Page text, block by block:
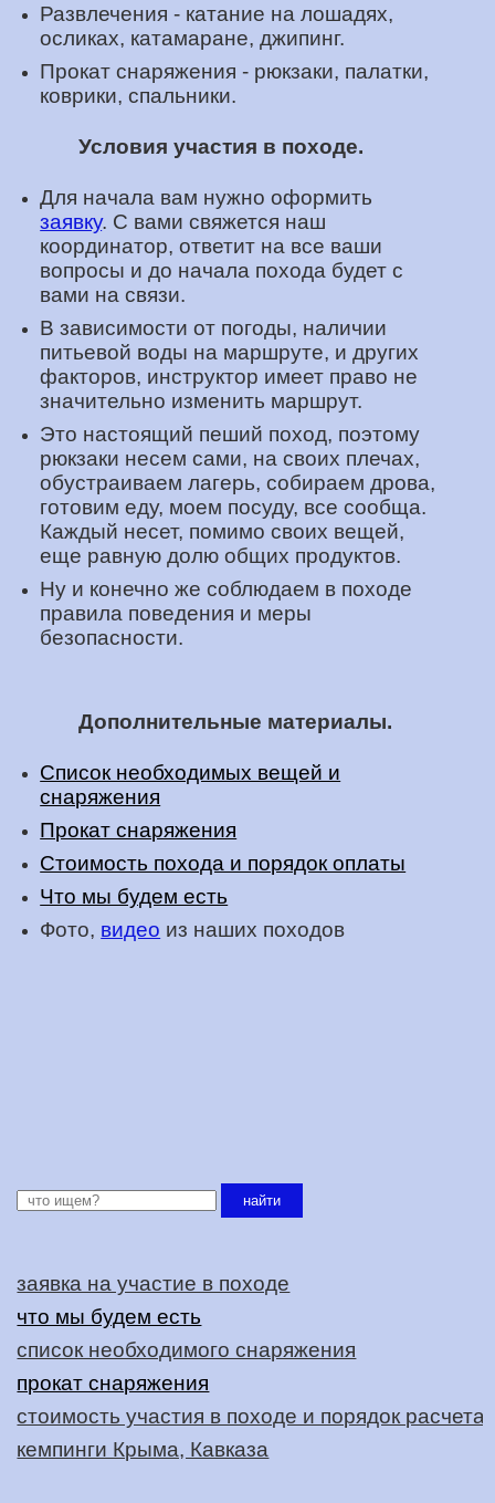
Развлечения - катание на лошадях,
осликах, катамаране, джипинг.
Прокат снаряжения - рюкзаки, палатки,
коврики, спальники.
Условия участия в походе.
Для начала вам нужно оформить
заявку. С вами свяжется наш
координатор, ответит на все ваши
вопросы и до начала похода будет с
вами на связи.
В зависимости от погоды, наличии
питьевой воды на маршруте, и других
факторов, инструктор имеет право не
значительно изменить маршрут.
Это настоящий пеший поход, поэтому
рюкзаки несем сами, на своих плечах,
обустраиваем лагерь, собираем дрова,
готовим еду, моем посуду, все сообща.
Каждый несет, помимо своих вещей,
еще равную долю общих продуктов.
Ну и конечно же соблюдаем в походе
правила поведения и меры
безопасности.
Дополнительные материалы.
Список необходимых вещей и
снаряжения
Прокат снаряжения
Стоимость похода и порядок оплаты
Что мы будем есть
Фото, видео из наших походов
найти
заявка на участие в походе
что мы будем есть
список необходимого снаряжения
прокат снаряжения
стоимость участия в походе и порядок расчета
кемпинги Крыма, Кавказа